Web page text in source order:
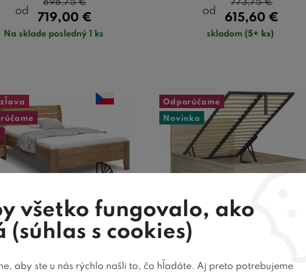
od
719,00 €
898,75€
Na sklade posledný 1 ks
od
615,60 €
773,75€
skladom(5+ ks)
zľava
posteľ z masívu
masív buk
Odporúčame
Novinka
Posteľ jednolôžko s
roštom TETRIS 140x200,
všetko fungovalo, ako
(súhlas s cookies)
aby ste u nás rýchlo našli to, čo hľadáte. Aj preto potrebujeme